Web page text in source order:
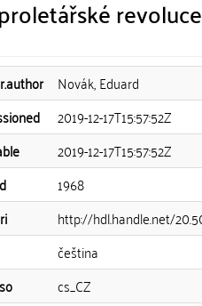
Novák, Eduard
2019-12-17T15:57:52Z
2019-12-17T15:57:52Z
1968
http://hdl.handle.net/
čeština
cs_CZ